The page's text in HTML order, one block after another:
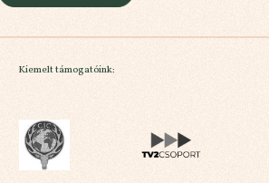
Kiemelt támogatóink: